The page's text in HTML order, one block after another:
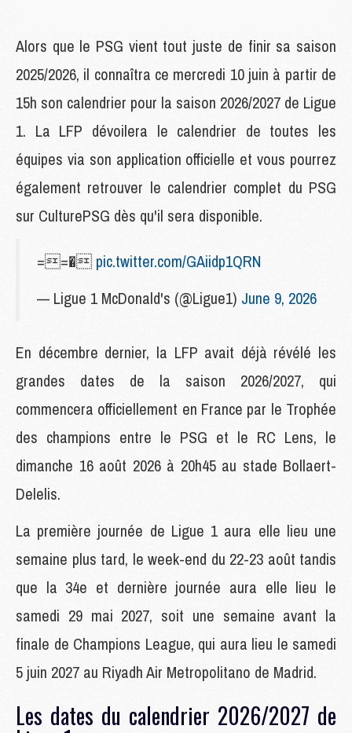
Alors que le PSG vient tout juste de finir sa saison
2025/2026, il connaîtra ce mercredi 10 juin à partir de
15h son calendrier pour la saison 2026/2027 de Ligue
1. La LFP dévoilera le calendrier de toutes les
équipes via son application officielle et vous pourrez
également retrouver le calendrier complet du PSG
sur CulturePSG dès qu'il sera disponible.
==� pic.twitter.com/GAiidp1QRN
— Ligue 1 McDonald's (@Ligue1) June 9, 2026
En décembre dernier, la LFP avait déjà révélé les
grandes dates de la saison 2026/2027, qui
commencera officiellement en France par le Trophée
des champions entre le PSG et le RC Lens, le
dimanche 16 août 2026 à 20h45 au stade Bollaert-
Delelis.
La première journée de Ligue 1 aura elle lieu une
semaine plus tard, le week-end du 22-23 août tandis
que la 34e et dernière journée aura elle lieu le
samedi 29 mai 2027, soit une semaine avant la
finale de Champions League, qui aura lieu le samedi
5 juin 2027 au Riyadh Air Metropolitano de Madrid.
Les dates du calendrier 2026/2027 de